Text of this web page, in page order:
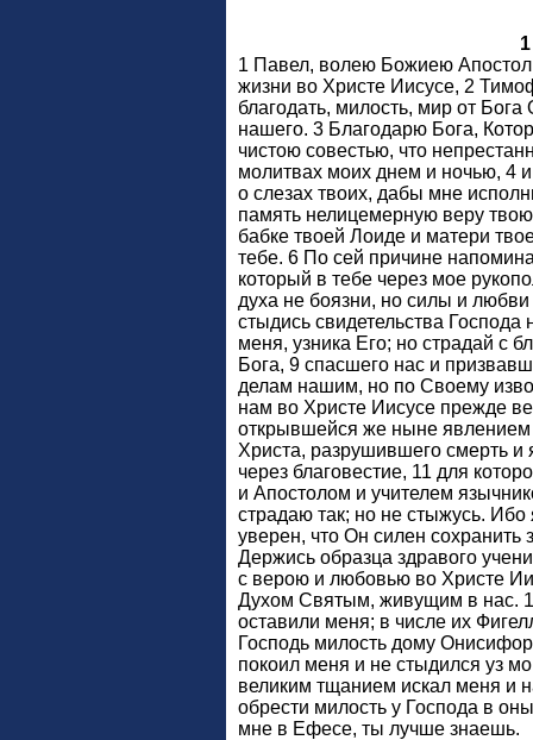
1
1 Павел, волею Божиею
жизни во Христе Иисусе, 2
благодать, милость, мир от
нашего. 3 Благодарю Бога,
чистою совестью, что
молитвах моих днем и ночью, 4
о слезах твоих, дабы мне
память нелицемерную веру
бабке твоей Лоиде и матери
тебе. 6 По сей причине
который в тебе через мое
духа не боязни, но силы и
стыдись свидетельства
меня, узника Его; но страдай с
Бога, 9 спасшего нас и
делам нашим, но по Своему
нам во Христе Иисусе прежде
открывшейся же ныне
Христа, разрушившего смерть и
через благовестие, 11 для
и Апостолом и учителем
страдаю так; но не стыжусь.
уверен, что Он силен сохранить
Держись образца здравого
с верою и любовью во Христе
Духом Святым, живущим в нас.
оставили меня; в числе их
Господь милость дому
покоил меня и не стыдился уз
великим тщанием искал меня и
обрести милость у Господа в
мне в Ефесе, ты лучше знаешь.